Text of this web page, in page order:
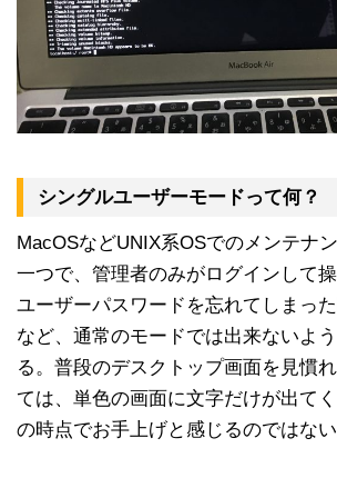
シングルユーザーモードって何？
MacOSなどUNIX系OSでのメンテナ
一つで、管理者のみがログインして
ユーザーパスワードを忘れてしまっ
など、通常のモードでは出来ないよ
る。普段のデスクトップ画面を見慣
ては、単色の画面に文字だけが出て
の時点でお手上げと感じるのではない